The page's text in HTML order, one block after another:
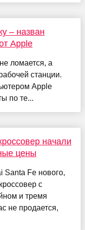
– назван
Apple
ломается, а
станции.
Apple
по те...
начали
цены
Santa Fe нового,
с
и тремя
не продается,